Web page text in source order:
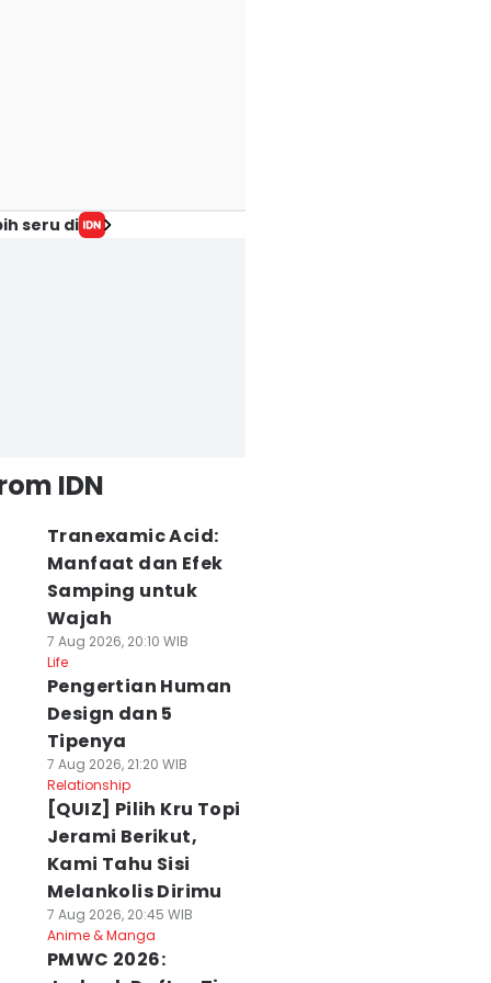
seru di
IDN
Tranexamic Acid:
Manfaat dan Efek
Samping untuk
Wajah
7 Aug 2026, 20:10 WIB
Life
Pengertian Human
Design dan 5
Tipenya
7 Aug 2026, 21:20 WIB
Relationship
[QUIZ] Pilih Kru Topi
Jerami Berikut,
Kami Tahu Sisi
Melankolis Dirimu
7 Aug 2026, 20:45 WIB
Anime & Manga
PMWC 2026: